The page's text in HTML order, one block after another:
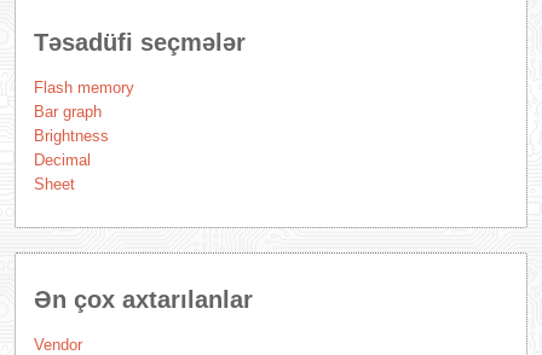
Təsadüfi seçmələr
Flash memory
Bar graph
Brightness
Decimal
Sheet
Ən çox axtarılanlar
Vendor